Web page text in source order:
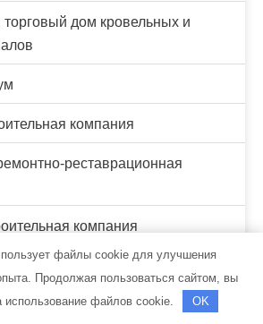
дом кровельных и
компания
реставрационная
компания
монтажная компания
строительных материалов
файлы cookie для улучшения
Продолжая пользоваться сайтом, вы
использование файлов cookie.
OK